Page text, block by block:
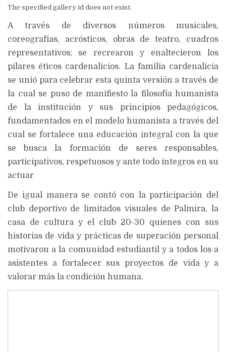
The specified gallery id does not exist.
A través de diversos números musicales,
coreografías, acrósticos, obras de teatro, cuadros
representativos; se recrearon y enaltecieron los
pilares éticos cardenalicios. La familia cardenalicia
se unió para celebrar esta quinta versión a través de
la cual se puso de manifiesto la filosofía humanista
de la institución y sus principios pedagógicos,
fundamentados en el modelo humanista a través del
cual se fortalece una educación integral con la que
se busca la formación de seres responsables,
participativos, respetuosos y ante todo íntegros en su
actuar
De igual manera se contó con la participación del
club deportivo de limitados visuales de Palmira, la
casa de cultura y el club 20-30 quienes con sus
historias de vida y prácticas de superación personal
motivaron a la comunidad estudiantil y a todos los a
asistentes a fortalecer sus proyectos de vida y a
valorar más la condición humana.